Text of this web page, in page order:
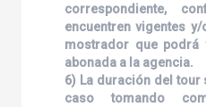
correspondiente,
encuentren vigentes
mostrador que
abonada a la agencia.
6) La duración del
caso tomando